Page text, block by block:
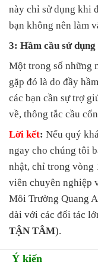
này chỉ sử dụng khi
bạn không nên làm
3: Hầm cầu sử
Một trong số những
gặp đó là do đầy
các bạn cần sự trợ
về, thông tắc cầu
Lời kết: Nếu quý
ngay cho chúng tôi
nhật, chỉ trong vòng
viên chuyên nghiệp
Môi Trường Quang
dài với các đối tác
TẬN TÂM).
Ý kiến